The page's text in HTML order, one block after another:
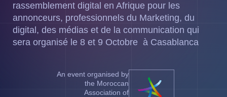
rassemblement digital en Afrique pour les
annonceurs, professionnels du Marketing, du
digital, des médias et de la communication qui
sera organisé le 8 et 9 Octobre à Casablanca
An event organised by
the Moroccan
Association of